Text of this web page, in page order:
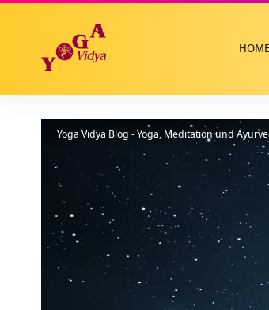
HOME
Yoga Vidya Blog - Yoga, Meditation und